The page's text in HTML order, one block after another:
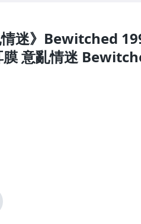
迷》Bewitched
膜 意亂情迷